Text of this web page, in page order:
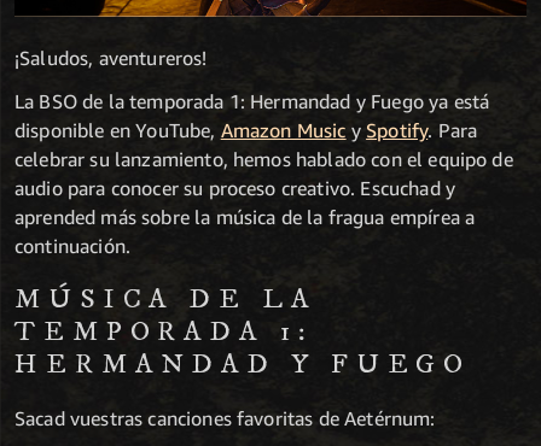
¡Saludos, aventureros!
La BSO de la temporada 1: Hermandad y Fuego ya está
disponible en YouTube, Amazon Music y Spotify. Para
celebrar su lanzamiento, hemos hablado con el equipo de
audio para conocer su proceso creativo. Escuchad y
aprended más sobre la música de la fragua empírea a
continuación.
MÚSICA DE LA
TEMPORADA 1:
HERMANDAD Y FUEGO
Sacad vuestras canciones favoritas de Aetérnum: